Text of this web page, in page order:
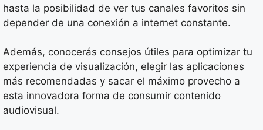
hasta la posibilidad de ver tus canales favoritos sin
depender de una conexión a internet constante.
Además, conocerás consejos útiles para optimizar tu
experiencia de visualización, elegir las aplicaciones
más recomendadas y sacar el máximo provecho a
esta innovadora forma de consumir contenido
audiovisual.